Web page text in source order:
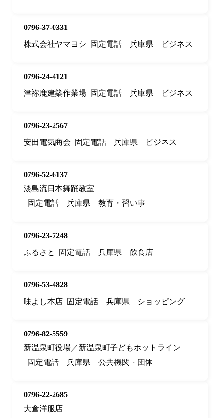
0796-37-0331
株式会社ヤマヨシ
固定電話 兵庫県 ビジネス
0796-24-4121
津祢鹿建築作業場 固定電話 兵庫県 ビジネス
0796-23-2567
安田電気商会
固定電話 兵庫県 ビジネス
0796-52-6137
淡島流日本舞踊教室
固定電話
兵庫県 教育・習い事
0796-23-7248
ふるさと
固定電話 兵庫県 飲食店
0796-53-4828
味よし本店 固定電話 兵庫県 ショッピング
0796-82-5559
新温泉町役場／新温泉町子どもホットライン
固定電話
兵庫県 公共機関・団体
0796-22-2685
大倉洋服店